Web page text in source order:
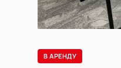
В АРЕНДУ